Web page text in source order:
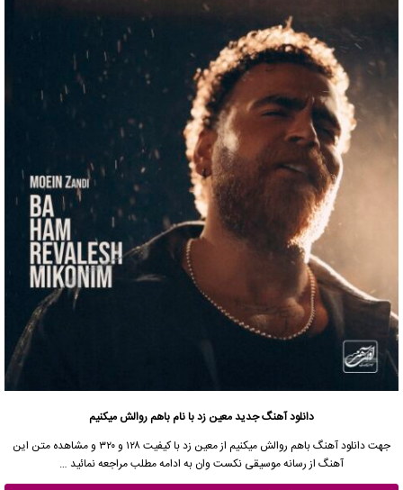
دانلود آهنگ جدیدمعین زد با نام باهم روالش میکنیم
جهتدانلود آهنگباهم روالش میکنیم ازمعین زد
با کیفیت ۱۲۸ و ۳۲۰ و مشاهده متن این
آهنگ از رسانه موسیقی نکست وان به ادامه مطلب مراجعه نمائید …